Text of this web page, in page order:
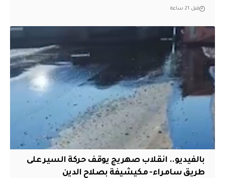
قبل 21 ساعة
بالفيديو.. انقلاب صهريج يوقف حركة السير على
طريق سامراء- مكيشيفة بصلاح الدين